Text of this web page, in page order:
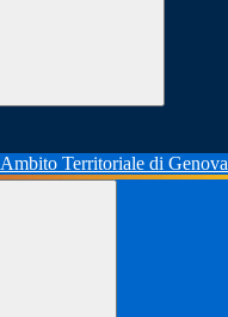
Ambito Territoriale di Genova